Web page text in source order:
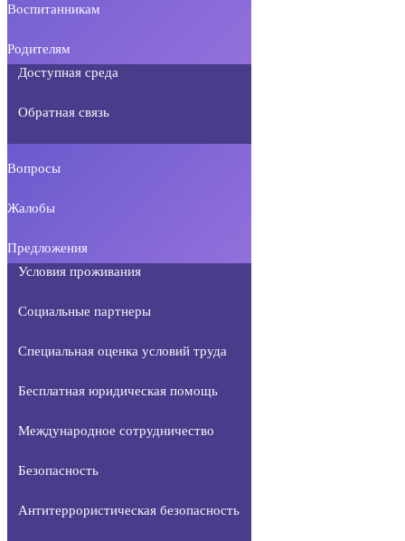
Воспитанникам
Родителям
Доступная среда
Обратная связь
Вопросы
Жалобы
Предложения
Условия проживания
Социальные партнеры
Специальная оценка условий труда
Бесплатная юридическая помощь
Международное сотрудничество
Безопасность
Антитеррористическая безопасность